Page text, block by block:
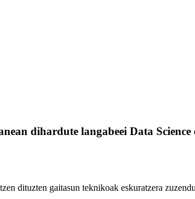
dihardute langabeei Data
dituzten gaitasun teknikoak eskuratzera